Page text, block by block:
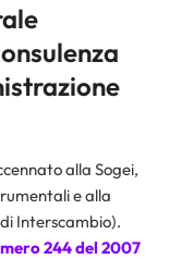
alla Sogei,
e alla
Interscambio).
244 del 2007